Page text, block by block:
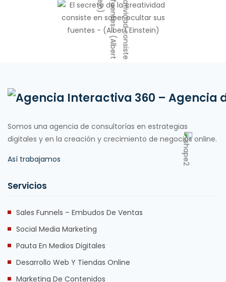
Somos una agencia de consultorías en estrategias
digitales y en la creación y crecimiento de negocios online.
Así trabajamos
Servicios
Sales Funnels – Embudos De Ventas
Social Media Marketing
Pauta En Medios Digitales
Desarrollo Web Y Tiendas Online
Marketing De Contenidos